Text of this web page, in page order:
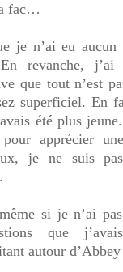
fac…
je n’ai eu
revanche,
que tout n’est
superficiel. En
été plus
apprécier
je ne suis
si je n’ai
que
autour